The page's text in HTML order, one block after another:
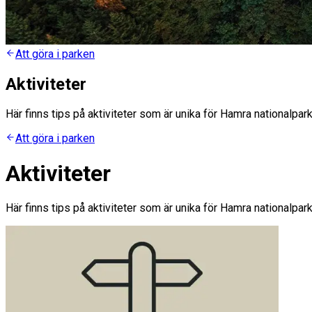
Att göra i parken
Aktiviteter
Här finns tips på aktiviteter som är unika för Hamra
Att göra i parken
Aktiviteter
Här finns tips på aktiviteter som är unika för Hamra